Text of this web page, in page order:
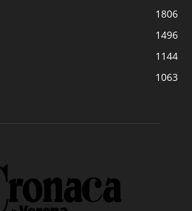
1806
1496
1144
1063